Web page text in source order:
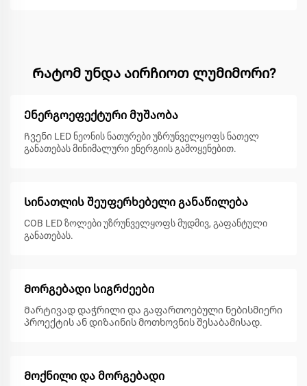
Რატომ უნდა აირჩიოთ ლუმიმორი?
Ენერგოეფექტური მუშაობა
Ჩვენი LED ნეონის ნათურები უზრუნველყოფს ნათელ
განათებას მინიმალური ენერგიის გამოყენებით.
Სინათლის შეუფერხებელი განაწილება
COB LED ზოლები უზრუნველყოფს მუდმივ, გაფანტული
განათებას.
Მორგებადი სიგრძეები
Მარტივად დაჭრილი და გაფართოებული ნებისმიერი
პროექტის ან დიზაინის მოთხოვნის შესაბამისად.
Მოქნილი და მორგებადი